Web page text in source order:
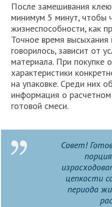
После замешивания
минимум 5 минут, чтобы
жизнеспособности, как
Точное время высыхания
говорилось, зависит от
материала. При покупке
характеристики
на упаковке. Среди них
информация о
готовой смеси.
Совет!
цепкости
периода